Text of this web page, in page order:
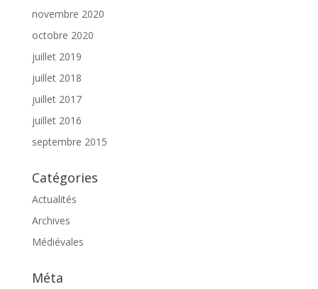
novembre 2020
octobre 2020
juillet 2019
juillet 2018
juillet 2017
juillet 2016
septembre 2015
Catégories
Actualités
Archives
Médiévales
Méta